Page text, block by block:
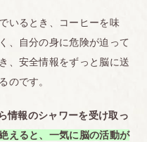
いるとき、コーヒーを味
、自分の身に危険が迫って
、安全情報をずっと脳に送
のです。
情報のシャワーを受け取っ
えると、一気に脳の活動が